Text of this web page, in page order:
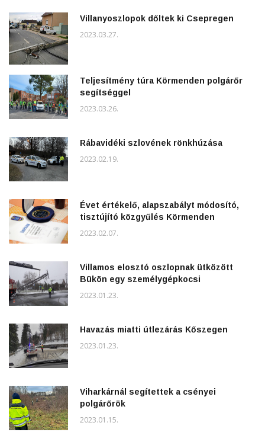
Villanyoszlopok dőltek ki Csepregen
2023.03.27.
Teljesítmény túra Körmenden polgárőr
segítséggel
2023.03.26.
Rábavidéki szlovének rönkhúzása
2023.02.19.
Évet értékelő, alapszabályt módosító,
tisztújító közgyűlés Körmenden
2023.02.07.
Villamos elosztó oszlopnak ütközött
Bükön egy személygépkocsi
2023.01.23.
Havazás miatti útlezárás Kőszegen
2023.01.23.
Viharkárnál segítettek a csényei
polgárőrök
2023.01.15.